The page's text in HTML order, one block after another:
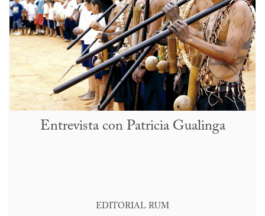
Entrevista con Patricia Gualinga
EDITORIAL RUM